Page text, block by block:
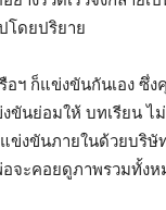
โดยปริยาย
อฯ ก็แข่งขันกันเอง ซึ่
ขันย่อมให้ บทเรียน ไ
ข่งขันภายในด้วยบริษั
จะคอยดูภาพรวมทั้งห